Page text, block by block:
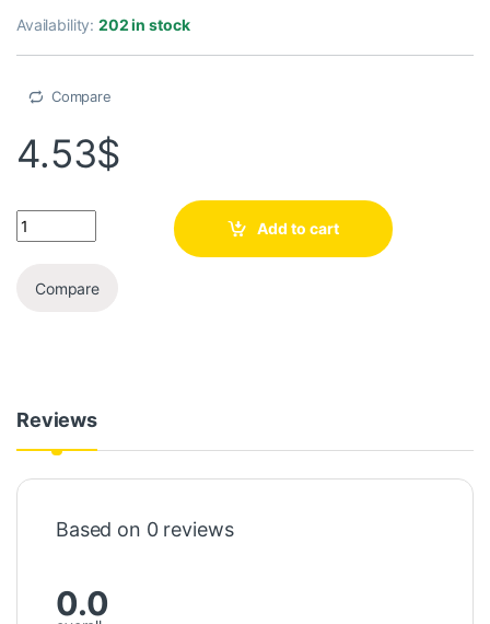
Availability:202 in stock
Compare
4.53$
Add to cart
Compare
Reviews
Based on 0 reviews
0.0